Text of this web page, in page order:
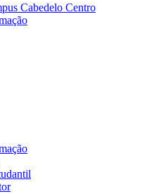
Cabedelo Centro